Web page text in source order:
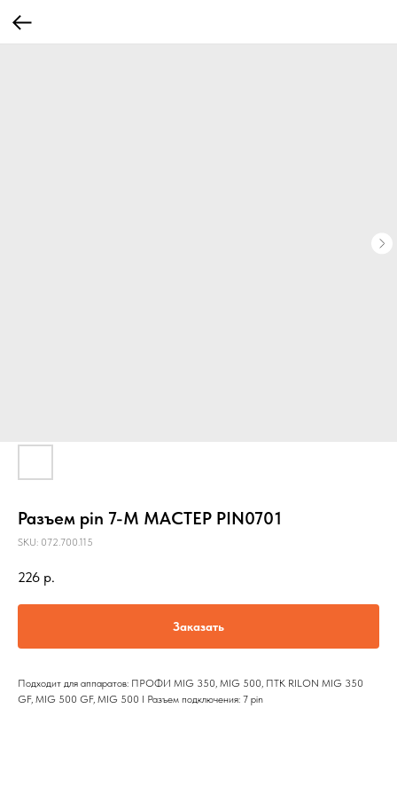
Разъем pin 7-M МАСТЕР PIN0701
SKU: 072.700.115
226 р.
Заказать
Подходит для аппаратов: ПРОФИ MIG 350, MIG 500, ПТК RILON MIG 350
GF, MIG 500 GF, MIG 500 I Разъем подключения: 7 pin